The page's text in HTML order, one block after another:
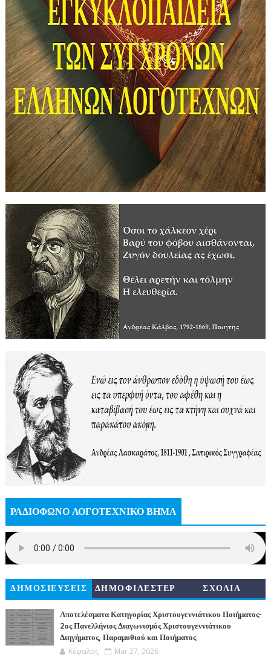
ΡΑΔΙΟΦΩΝΟ ΛΟΓΟΤΕΧΝΙΚΟ ΒΗΜΑ
ΔΗΜΟΣΙΕΥΣΕΙΣ
ΔΗΜΟΦΙΛΕΣΤΕΡ
ΣΧΟΛΙΑ
Αποτελέσματα Κατηγορίας Χριστουγεννιάτικου Ποιήματος-
2ος Πανελλήνιος Διαγωνισμός Χριστουγεννιάτικου
Διηγήματος, Παραμυθιού και Ποιήματος
Κέφαλος Mar 27, 2026